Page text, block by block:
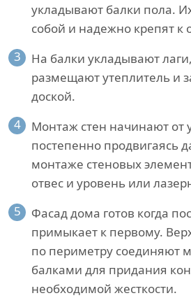
укладывают балки пола.
собой и надежно крепят к
3
На балки укладывают
размещают утеплитель и
доской.
4
Монтаж стен начинают от
постепенно продвигаясь
монтаже стеновых
отвес и уровень или
5
Фасад дома готов когда
примыкает к первому.
по периметру соединяют
балками для придания
необходимой жесткости.